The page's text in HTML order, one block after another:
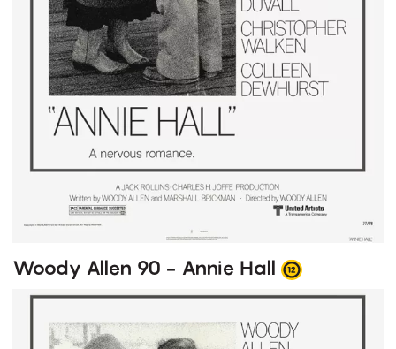
Woody Allen 90 - Annie Hall